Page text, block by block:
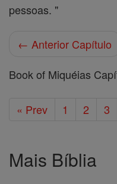
pessoas. "
← Anterior Capítulo
Book of Miquéias
« Prev 1 2 3
Mais Bíblia